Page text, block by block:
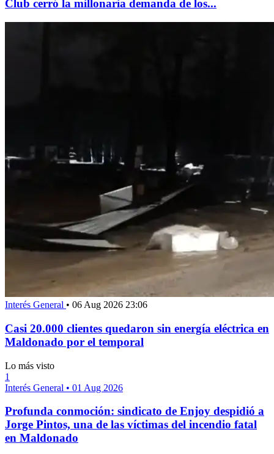
Club cerró la millonaria demanda de los...
Interés General • 06 Aug 2026 23:06
Casi 20.000 clientes quedaron sin energía eléctrica en
Maldonado por el temporal
Lo más visto
1
Interés General • 01 Aug 2026
Profunda conmoción: sindicato de Enjoy despidió a
Jorge Pintos, una de las víctimas del incendio fatal
en Maldonado